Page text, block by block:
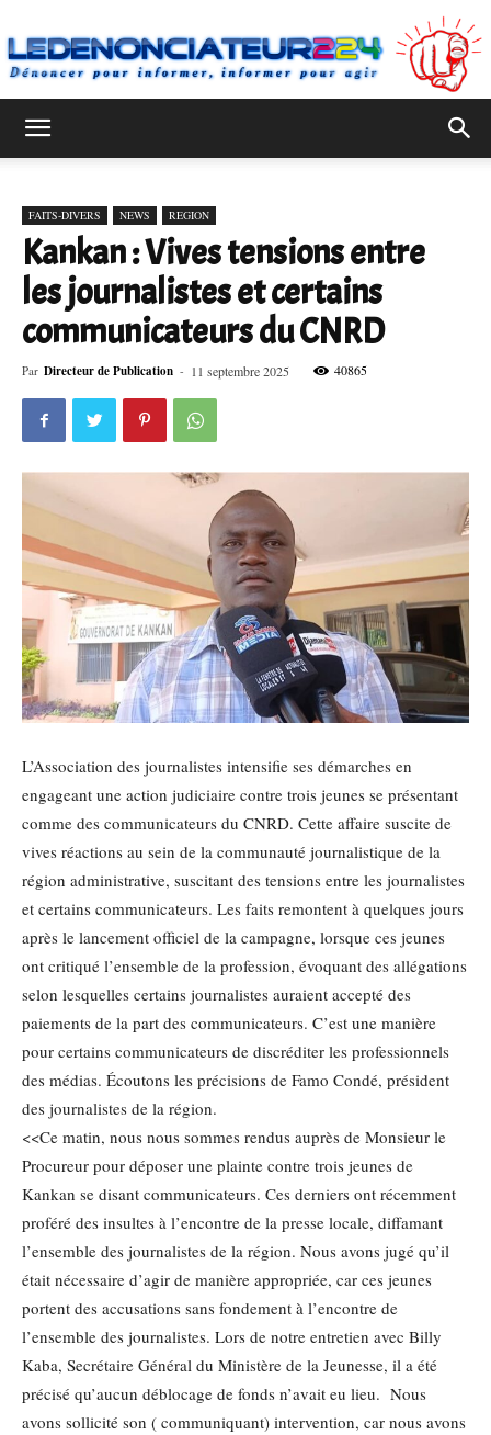
FAITS-DIVERS NEWS REGION
Kankan : Vives tensions entre
les journalistes et certains
communicateurs du CNRD
Par Directeur de Publication - 11 septembre 2025 40865
L’Association des journalistes intensifie ses démarches en
engageant une action judiciaire contre trois jeunes se présentant
comme des communicateurs du CNRD. Cette affaire suscite de
vives réactions au sein de la communauté journalistique de la
région administrative, suscitant des tensions entre les journalistes
et certains communicateurs. Les faits remontent à quelques jours
après le lancement officiel de la campagne, lorsque ces jeunes
ont critiqué l’ensemble de la profession, évoquant des allégations
selon lesquelles certains journalistes auraient accepté des
paiements de la part des communicateurs. C’est une manière
pour certains communicateurs de discréditer les professionnels
des médias. Écoutons les précisions de Famo Condé, président
des journalistes de la région.
<<Ce matin, nous nous sommes rendus auprès de Monsieur le
Procureur pour déposer une plainte contre trois jeunes de
Kankan se disant communicateurs. Ces derniers ont récemment
proféré des insultes à l’encontre de la presse locale, diffamant
l’ensemble des journalistes de la région. Nous avons jugé qu’il
était nécessaire d’agir de manière appropriée, car ces jeunes
portent des accusations sans fondement à l’encontre de
l’ensemble des journalistes. Lors de notre entretien avec Billy
Kaba, Secrétaire Général du Ministère de la Jeunesse, il a été
précisé qu’aucun déblocage de fonds n’avait eu lieu. Nous
avons sollicité son ( communiquant) intervention, car nous avons